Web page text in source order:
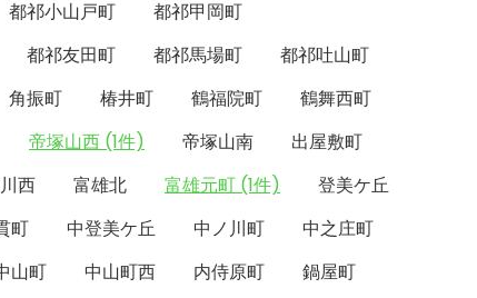
都祁小山戸町
都祁甲岡町
都祁友田町 都祁馬場町
都祁吐山町
角振町 椿井町 鶴福院町
鶴舞西町
帝塚山西 (1件) 帝塚山南
出屋敷町
西 富雄北 富雄元町 (1件)
登美ケ丘
町 中登美ケ丘 中ノ川町
中之庄町
山町 中山町西 内侍原町
鍋屋町